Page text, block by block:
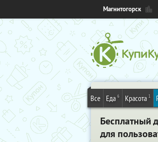
Магнитогорск
Все Еда 6 Красота 1
Бесплатный
для